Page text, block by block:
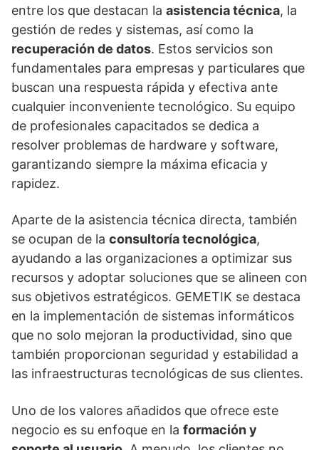
entre los que destacan la asistencia técnica, la
gestión de redes y sistemas, así como la
recuperación de datos. Estos servicios son
fundamentales para empresas y particulares que
buscan una respuesta rápida y efectiva ante
cualquier inconveniente tecnológico. Su equipo
de profesionales capacitados se dedica a
resolver problemas de hardware y software,
garantizando siempre la máxima eficacia y
rapidez.
Aparte de la asistencia técnica directa, también
se ocupan de la consultoría tecnológica,
ayudando a las organizaciones a optimizar sus
recursos y adoptar soluciones que se alineen con
sus objetivos estratégicos. GEMETIK se destaca
en la implementación de sistemas informáticos
que no solo mejoran la productividad, sino que
también proporcionan seguridad y estabilidad a
las infraestructuras tecnológicas de sus clientes.
Uno de los valores añadidos que ofrece este
negocio es su enfoque en la formación y